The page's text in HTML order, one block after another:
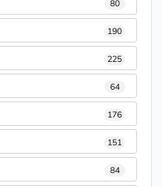
80
190
225
64
176
151
84